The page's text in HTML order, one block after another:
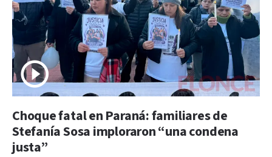
Choque fatal en Paraná: familiares de
Stefanía Sosa imploraron “una condena
justa”